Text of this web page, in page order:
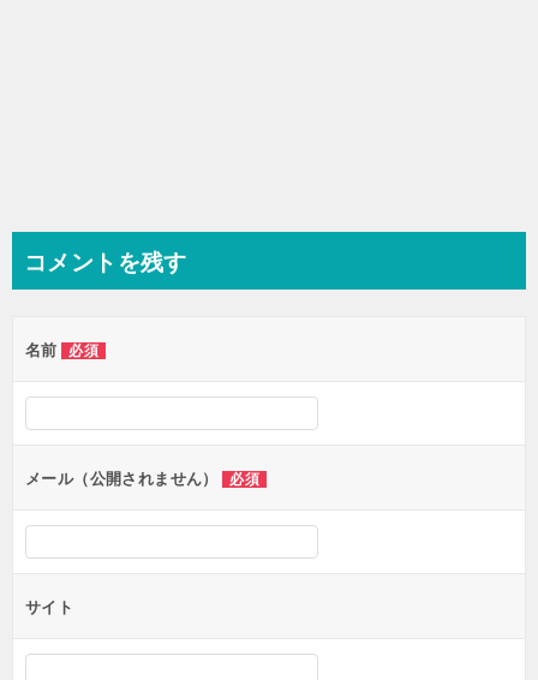
コメントを残す
名前 必須
メール（公開されません） 必須
サイト